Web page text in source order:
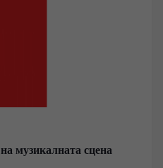
музикалната сцена